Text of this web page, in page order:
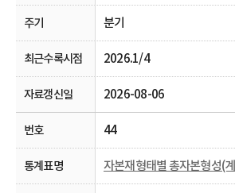
분기
2026.1/4
2026-08-06
44